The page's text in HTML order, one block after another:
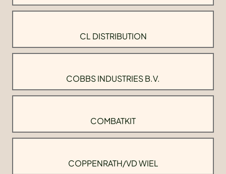
CL DISTRIBUTION
COBBS INDUSTRIES B.V.
COMBATKIT
COPPENRATH/VD WIEL